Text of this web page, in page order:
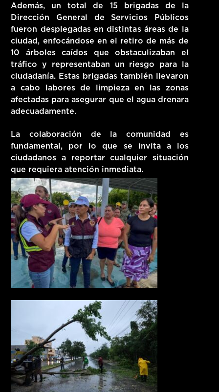
Hits – 96.5 FM
Además, un total de 15 brigadas de la
Dirección General de Servicios Públicos
fueron desplegadas en distintas áreas de la
ciudad, enfocándose en el retiro de más de
10 árboles caídos que obstaculizaban el
tráfico y representaban un riesgo para la
ciudadanía. Estas brigadas también llevaron
a cabo labores de limpieza en las zonas
afectadas para asegurar que el agua drenara
adecuadamente.
La colaboración de la comunidad es
fundamental, por lo que se invita a los
ciudadanos a reportar cualquier situación
que requiera atención inmediata.